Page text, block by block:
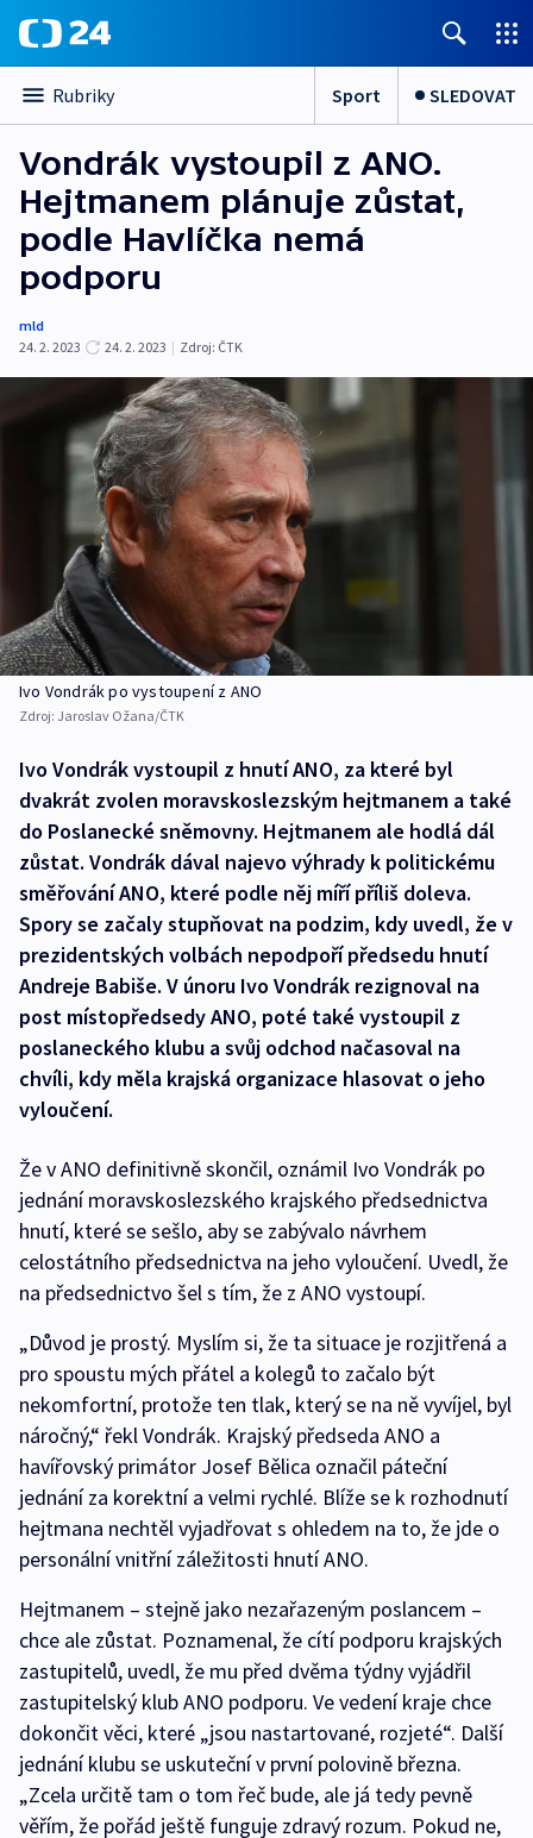
Rubriky Sport SLEDOVAT
Vondrák vystoupil z ANO.
Hejtmanem plánuje zůstat,
podle Havlíčka nemá
podporu
mld
24. 2. 2023
24. 2. 2023 | Zdroj: ČTK
Ivo Vondrák po vystoupení z ANO
Zdroj: Jaroslav Ožana/ČTK
Ivo Vondrák vystoupil z hnutí ANO, za které byl
dvakrát zvolen moravskoslezským hejtmanem a také
do Poslanecké sněmovny. Hejtmanem ale hodlá dál
zůstat. Vondrák dával najevo výhrady k politickému
směřování ANO, které podle něj míří příliš doleva.
Spory se začaly stupňovat na podzim, kdy uvedl, že v
prezidentských volbách nepodpoří předsedu hnutí
Andreje Babiše. V únoru Ivo Vondrák rezignoval na
post místopředsedy ANO, poté také vystoupil z
poslaneckého klubu a svůj odchod načasoval na
chvíli, kdy měla krajská organizace hlasovat o jeho
vyloučení.
Že v ANO definitivně skončil, oznámil Ivo Vondrák po
jednání moravskoslezského krajského předsednictva
hnutí, které se sešlo, aby se zabývalo návrhem
celostátního předsednictva na jeho vyloučení. Uvedl, že
na předsednictvo šel s tím, že z ANO vystoupí.
„Důvod je prostý. Myslím si, že ta situace je rozjitřená a
pro spoustu mých přátel a kolegů to začalo být
nekomfortní, protože ten tlak, který se na ně vyvíjel, byl
náročný,“ řekl Vondrák. Krajský předseda ANO a
havířovský primátor Josef Bělica označil páteční
jednání za korektní a velmi rychlé. Blíže se k rozhodnutí
hejtmana nechtěl vyjadřovat s ohledem na to, že jde o
personální vnitřní záležitosti hnutí ANO.
Hejtmanem – stejně jako nezařazeným poslancem –
chce ale zůstat. Poznamenal, že cítí podporu krajských
zastupitelů, uvedl, že mu před dvěma týdny vyjádřil
zastupitelský klub ANO podporu. Ve vedení kraje chce
dokončit věci, které „jsou nastartované, rozjeté“. Další
jednání klubu se uskuteční v první polovině března.
„Zcela určitě tam o tom řeč bude, ale já tedy pevně
věřím, že pořád ještě funguje zdravý rozum. Pokud ne,